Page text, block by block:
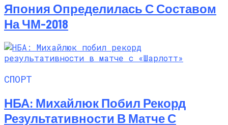
Япония Определилась С Составом
На ЧМ-2018
СПОРТ
НБА: Михайлюк Побил Рекорд
Результативности В Матче С